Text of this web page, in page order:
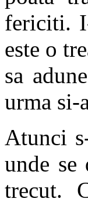
fericiti.
este o
sa
urma si-
Atunci
unde se
trecut.